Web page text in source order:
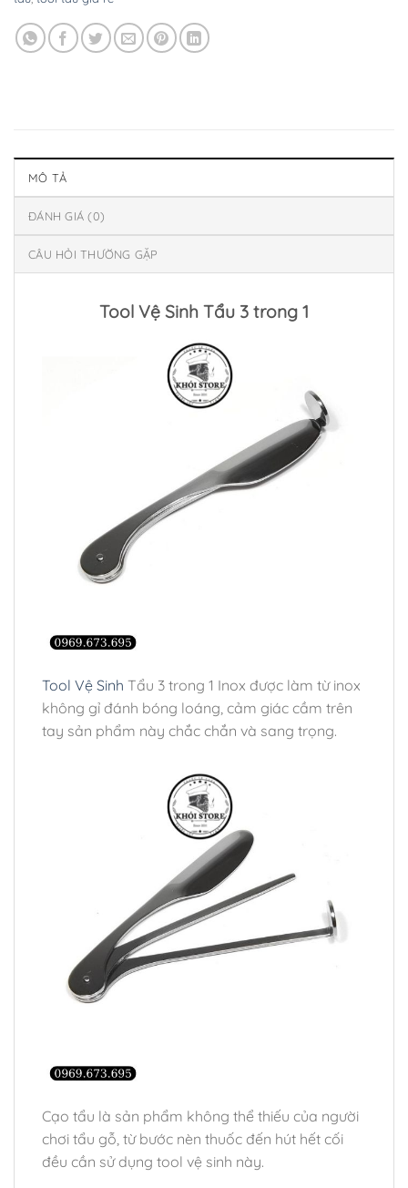
MÔ TẢ
ĐÁNH GIÁ (0)
CÂU HỎI THƯỜNG GẶP
Tool Vệ Sinh Tẩu 3 trong 1
Tool Vệ Sinh Tẩu 3 trong 1 Inox được làm từ inox
không gỉ đánh bóng loáng, cảm giác cầm trên
tay sản phẩm này chắc chắn và sang trọng.
Cạo tẩu là sản phẩm không thể thiếu của người
chơi tẩu gỗ, từ bước nèn thuốc đến hút hết cối
đều cần sử dụng tool vệ sinh này.